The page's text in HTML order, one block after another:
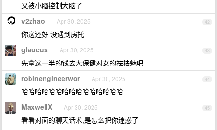
又被小脑控制大脑了
42
v2zhao Apr 30, 2025
你这还好 没遇到房托
43
glaucus Apr 30, 2025
先拿这一半的钱去大保健对女的祛祛魅吧
44
robinengineerwor Apr 30, 2025
哈哈哈哈哈哈哈哈哈哈哈哈哈哈哈
45
MaxwellX Apr 30, 2025
看看对面的聊天话术,是怎么把你迷惑了